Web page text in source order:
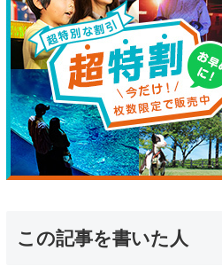
この記事を書いた人